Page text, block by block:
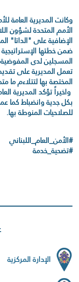
وكانت المديرية العامة
الأمم المتحدة لشؤون
الإضافية على "الداتا"
ضمن خطتها
المسجلين لدى
تعمل المديرية على
المختصة بها لتتلاءم ما
واخيراً تؤكد المديرية
بكل جدية وانضباط كما
للصلاحيات المنوطة بها.
#الأمن_العام_اللبناني
#تضحية_خدمة
الإدارة المركزية